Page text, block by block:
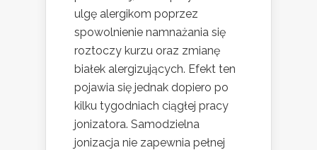
ulgę alergikom poprzez
spowolnienie namnażania się
roztoczy kurzu oraz zmianę
białek alergizujących. Efekt ten
pojawia się jednak dopiero po
kilku tygodniach ciągłej pracy
jonizatora. Samodzielna
jonizacja nie zapewnia pełnej